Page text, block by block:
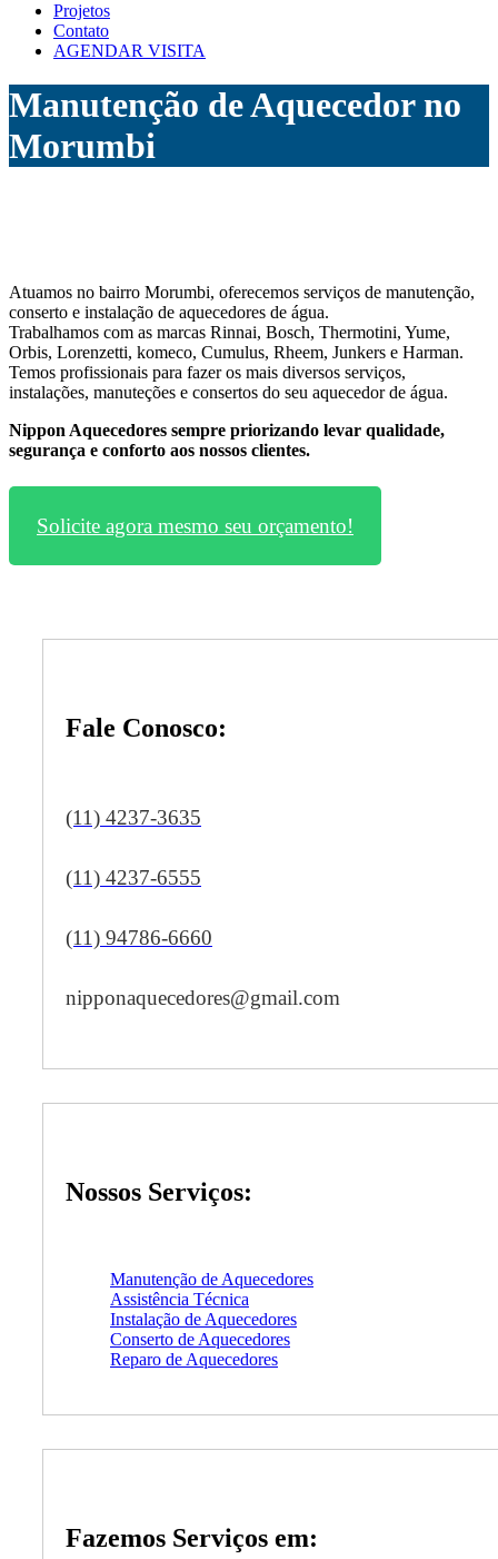
Projetos
Contato
AGENDAR VISITA
Manutenção de Aquecedor no
Morumbi
Atuamos no bairro Morumbi, oferecemos serviços de manutenção,
conserto e instalação de aquecedores de água.
Trabalhamos com as marcas Rinnai, Bosch, Thermotini, Yume,
Orbis, Lorenzetti, komeco, Cumulus, Rheem, Junkers e Harman.
Temos profissionais para fazer os mais diversos serviços,
instalações, manuteções e consertos do seu aquecedor de água.
Nippon Aquecedores sempre priorizando levar qualidade,
segurança e conforto aos nossos clientes.
Solicite agora mesmo seu orçamento!
Fale Conosco:
(11) 4237-3635
(11) 4237-6555
(11) 94786-6660
nipponaquecedores@gmail.com
Nossos Serviços:
Manutenção de Aquecedores
Assistência Técnica
Instalação de Aquecedores
Conserto de Aquecedores
Reparo de Aquecedores
Fazemos Serviços em: